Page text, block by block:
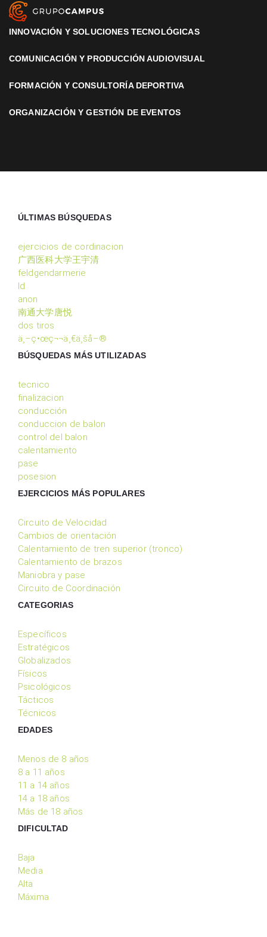
INNOVACIÓN Y SOLUCIONES TECNOLÓGICAS
COMUNICACIÓN Y PRODUCCIÓN AUDIOVISUAL
FORMACIÓN Y CONSULTORÍA DEPORTIVA
ORGANIZACIÓN Y GESTIÓN DE EVENTOS
ÚLTIMAS BÚSQUEDAS
ejercicios de cordinacion
广西医科大学王宇清
feldgendarmerie
ld
anon
南通大学唐悦
dos tiros
ä¸–ç•œç¬¬ä¸€ä¸šå–®
BÚSQUEDAS MÁS UTILIZADAS
tecnico
finalizacion
conducción
conduccion de balon
control del balon
calentamiento
pase
posesion
EJERCICIOS MÁS POPULARES
Circuito de Velocidad
Cambios de orientación
Calentamiento de tren superior (tronco)
Calentamiento de brazos
Maniobra y pase
Circuito de Coordinación
CATEGORIAS
Específicos
Estratégicos
Globalizados
Físicos
Psicológicos
Tácticos
Técnicos
EDADES
Menos de 8 años
8 a 11 años
11 a 14 años
14 a 18 años
Más de 18 años
DIFICULTAD
Baja
Media
Alta
Máxima